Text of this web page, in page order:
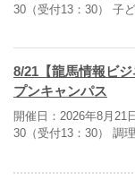
30（受付13：30） 子
8/21【龍馬情報ビ
プンキャンパス
開催日：2026年8月21
30（受付13：30） 調